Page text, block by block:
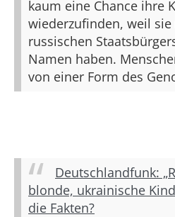
kaum eine Chance ihre
wiederzufinden, weil
russischen
Namen haben.
von einer Form des
Deutschlandfunk:
blonde, ukrainische
die Fakten?